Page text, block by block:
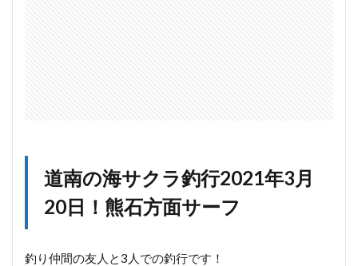
道南の海サクラ釣行2021年3月
20日！熊石方面サーフ
釣り仲間の友人と3人での釣行です！